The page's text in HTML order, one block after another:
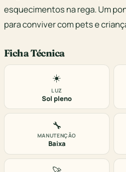
esquecimentos na rega. Um
para conviver com pets e
Ficha Técnica
☀️
LUZ
Sol pleno
🔧
MANUTENÇÃO
Baixa